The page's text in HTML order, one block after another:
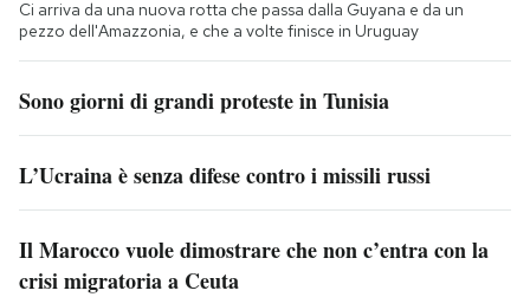
Ci arriva da una nuova rotta che passa dalla Guyana e da un
pezzo dell'Amazzonia, e che a volte finisce in Uruguay
Sono giorni di grandi proteste in Tunisia
L’Ucraina è senza difese contro i missili russi
Il Marocco vuole dimostrare che non c’entra con la
crisi migratoria a Ceuta